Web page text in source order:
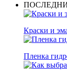
Краски и
Пленка